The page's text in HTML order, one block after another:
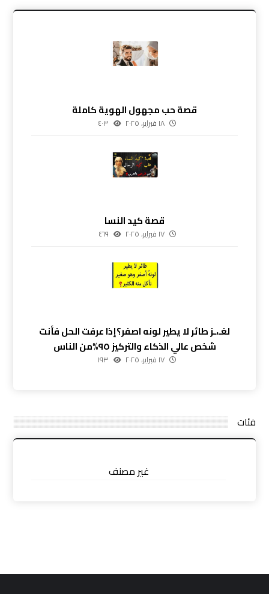
قصة حب مجهول الهوية كاملة
١٨ فبراير، ٢٠٢٥ ٤٠٣
قصة كيد النسا
١٧ فبراير، ٢٠٢٥ ٤٦٩
لغـ،ـز طائر لا يطير لونه اصفر؟إذا عرفت الحل فأنت
شخص عالي الذكاء والتركيز ٩٥%من الناس
١٧ فبراير، ٢٠٢٥ ١٩٣
فئات
غير مصنف